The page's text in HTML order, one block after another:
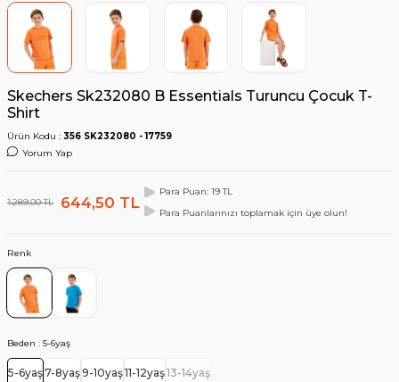
Skechers Sk232080 B Essentials Turuncu Çocuk T-
Shirt
Ürün Kodu : 356 SK232080 - 17759
Yorum Yap
1.289,00TL 644,50 TL
Para Puan: 19 TL
Para Puanlarınızı toplamak için üye olun!
Renk
Beden : 5-6yaş
5-6yaş7-8yaş9-10yaş11-12yaş13-14yaş